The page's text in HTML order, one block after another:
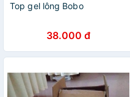
Top gel lông Bobo
38.000 đ